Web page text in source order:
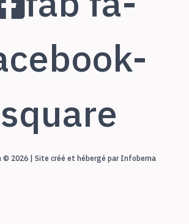
square
© 2026 | Site créé et hébergé par Infobema